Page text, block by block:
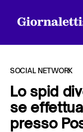
Tutti gli articoli
SOCIAL NETWORK
Lo spid
se
presso